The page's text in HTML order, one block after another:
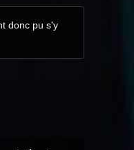
donc pu s'y